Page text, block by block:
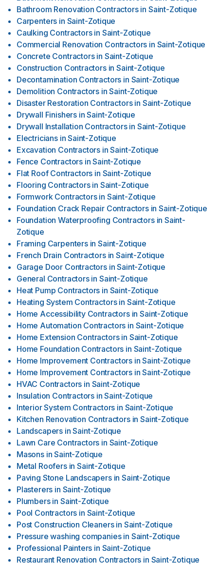
Bathroom Renovation Contractors in Saint-Zotique
Carpenters in Saint-Zotique
Caulking Contractors in Saint-Zotique
Commercial Renovation Contractors in Saint-Zotique
Concrete Contractors in Saint-Zotique
Construction Contractors in Saint-Zotique
Decontamination Contractors in Saint-Zotique
Demolition Contractors in Saint-Zotique
Disaster Restoration Contractors in Saint-Zotique
Drywall Finishers in Saint-Zotique
Drywall Installation Contractors in Saint-Zotique
Electricians in Saint-Zotique
Excavation Contractors in Saint-Zotique
Fence Contractors in Saint-Zotique
Flat Roof Contractors in Saint-Zotique
Flooring Contractors in Saint-Zotique
Formwork Contractors in Saint-Zotique
Foundation Crack Repair Contractors in Saint-Zotique
Foundation Waterproofing Contractors in Saint-
Zotique
Framing Carpenters in Saint-Zotique
French Drain Contractors in Saint-Zotique
Garage Door Contractors in Saint-Zotique
General Contractors in Saint-Zotique
Heat Pump Contractors in Saint-Zotique
Heating System Contractors in Saint-Zotique
Home Accessibility Contractors in Saint-Zotique
Home Automation Contractors in Saint-Zotique
Home Extension Contractors in Saint-Zotique
Home Foundation Contractors in Saint-Zotique
Home Improvement Contractors in Saint-Zotique
Home Improvement Contractors in Saint-Zotique
HVAC Contractors in Saint-Zotique
Insulation Contractors in Saint-Zotique
Interior System Contractors in Saint-Zotique
Kitchen Renovation Contractors in Saint-Zotique
Landscapers in Saint-Zotique
Lawn Care Contractors in Saint-Zotique
Masons in Saint-Zotique
Metal Roofers in Saint-Zotique
Paving Stone Landscapers in Saint-Zotique
Plasterers in Saint-Zotique
Plumbers in Saint-Zotique
Pool Contractors in Saint-Zotique
Post Construction Cleaners in Saint-Zotique
Pressure washing companies in Saint-Zotique
Professional Painters in Saint-Zotique
Restaurant Renovation Contractors in Saint-Zotique